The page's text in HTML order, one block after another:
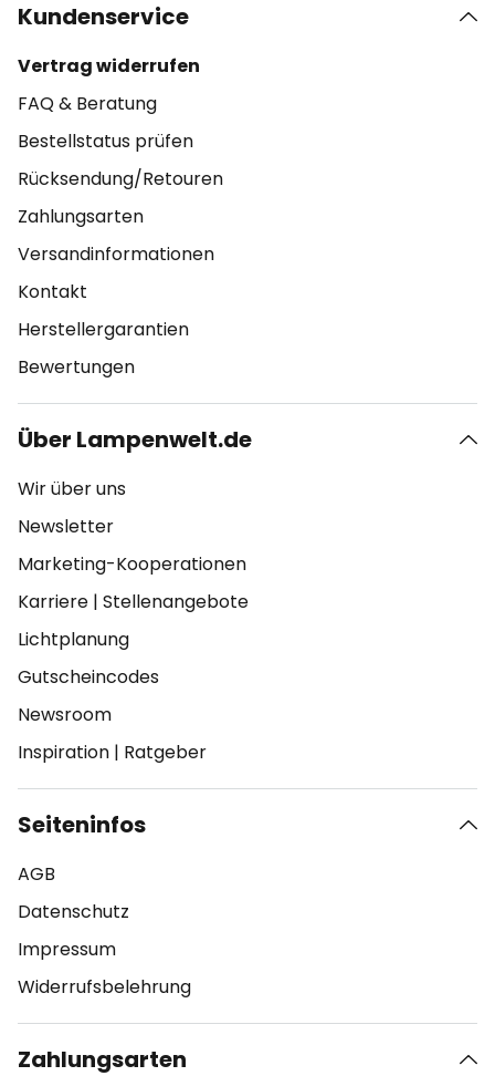
Kundenservice
Vertrag widerrufen
FAQ & Beratung
Bestellstatus prüfen
Rücksendung/Retouren
Zahlungsarten
Versandinformationen
Kontakt
Herstellergarantien
Bewertungen
Über Lampenwelt.de
Wir über uns
Newsletter
Marketing-Kooperationen
Karriere | Stellenangebote
Lichtplanung
Gutscheincodes
Newsroom
Inspiration | Ratgeber
Seiteninfos
AGB
Datenschutz
Impressum
Widerrufsbelehrung
Zahlungsarten